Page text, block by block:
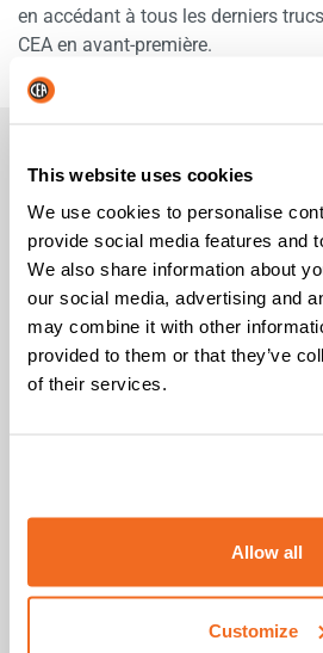
This website uses cookies
We use cookies to personalise
provide social media features and
We also share information about
our social media, advertising and
may combine it with other
provided to them or that they’ve
of their services.
Allow all
Customize
en accédant à tous les derniers
CEA en avant-première.
QUESTIONS
De Quoi Ai-je Besoin Pour
Que se passe-t-il si je n'en
achat maintenant?
Où puis-je trouver mon